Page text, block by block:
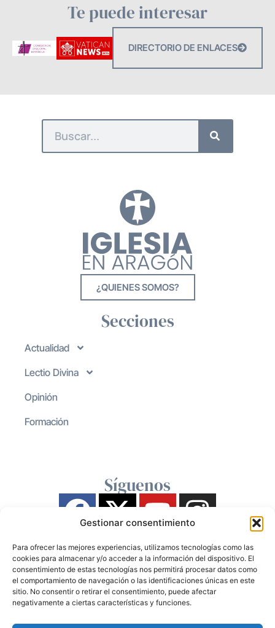
Gestionar consentimiento
Para ofrecer las mejores experiencias, utilizamos tecnologías como las
cookies para almacenar y/o acceder a la información del dispositivo. El
consentimiento de estas tecnologías nos permitirá procesar datos como
el comportamiento de navegación o las identificaciones únicas en este
sitio. No consentir o retirar el consentimiento, puede afectar
negativamente a ciertas características y funciones.
Te puede interesar
DIRECTORIO DE ENLACES
¿QUIENES SOMOS?
Secciones
Actualidad
Lectio Divina
Opinión
Formación
Síguenos